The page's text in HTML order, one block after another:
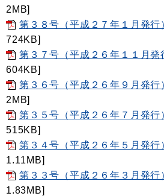
2MB]
第３８号（平成２７年１月発行
724KB]
第３７号（平成２６年１１月発
604KB]
第３６号（平成２６年９月発行
2MB]
第３５号（平成２６年７月発行
515KB]
第３４号（平成２６年５月発行
1.11MB]
第３３号（平成２６年３月発行
1.83MB]